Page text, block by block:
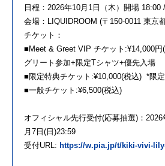
日程：2026年10月1日（木）開場 18:00
会場：LIQUIDROOM (〒150-0011 東京
チケット：
■Meet & Greet VIP チケット:¥14,000
グリート参加+限定Tシャツ+優先入場
■限定特典チケット:¥10,000(税込) *限
■一般チケット:¥6,500(税込)
オフィシャル先行受付(応募抽選)：
月7日(日)23:59
受付URL: https://w.pia.jp/t/kiki-vivi-